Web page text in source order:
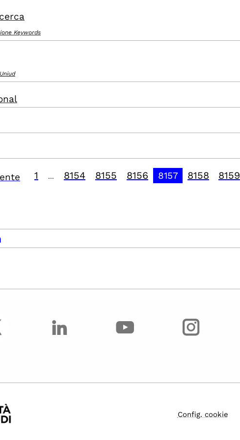
Keywords
1 8154 8155 8156 8157 8158 8159
Config. cookie